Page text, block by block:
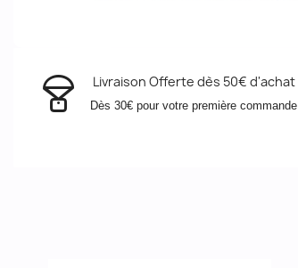
Livraison Offerte dès 50€ d'achat
Dès 30€ pour votre première commande